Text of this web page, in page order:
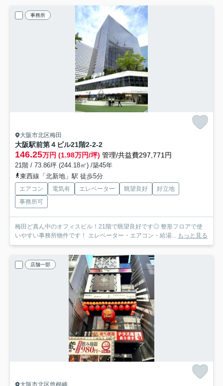
事務所
大阪市北区梅田
大阪駅前第４ビル21階2-2-2
146.25万円 (1.98万円/坪) 管理/共益費297,771円
21階 / 73.86坪 (244.18㎡) /築45年
東西線「北新地」駅 徒歩5分
エアコン 電気有 エレベーター 眺望良好
好立地
事務所可
梅田ど真ん中のオフィスビル！21階で眺望良好です◎ 整形フロアで使
いやすい事務所物件です！ エレベーター・エアコン・給湯...
もっと見る
店舗一部
大阪市北区曾根崎